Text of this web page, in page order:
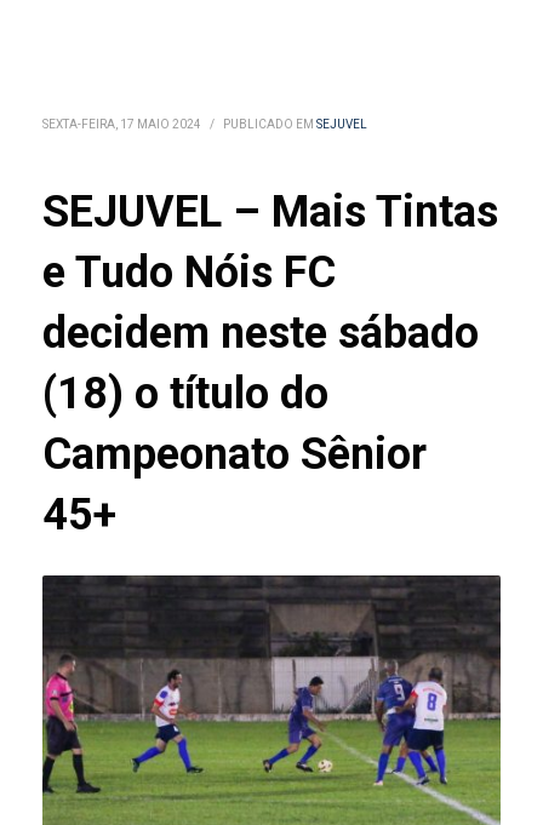
SEXTA-FEIRA, 17 MAIO 2024 / PUBLICADO EM SEJUVEL
SEJUVEL – Mais Tintas
e Tudo Nóis FC
decidem neste sábado
(18) o título do
Campeonato Sênior
45+